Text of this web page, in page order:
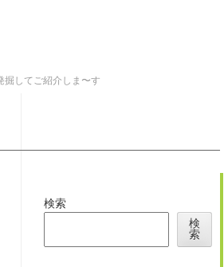
掘してご紹介しま〜す
検索
検
索